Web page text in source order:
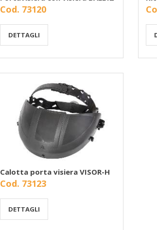
Cod. 73120
DETTAGLI
Calotta porta visiera VISOR-H
Cod. 73123
DETTAGLI